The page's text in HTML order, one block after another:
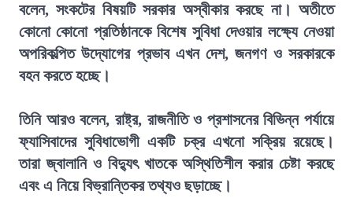
বলেন, সংকটের বিষয়টি সরকার অস্বীকার করছে না। অতীতে
কোনো কোনো প্রতিষ্ঠানকে বিশেষ সুবিধা দেওয়ার লক্ষ্যে নেওয়া
অপরিকল্পিত উদ্যোগের প্রভাব এখন দেশ, জনগণ ও সরকারকে
বহন করতে হচ্ছে।
তিনি আরও বলেন, রাষ্ট্র, রাজনীতি ও প্রশাসনের বিভিন্ন পর্যায়ে
ফ্যাসিবাদের সুবিধাভোগী একটি চক্র এখনো সক্রিয় রয়েছে।
তারা জ্বালানি ও বিদ্যুৎ খাতকে অস্থিতিশীল করার চেষ্টা করছে
এবং এ নিয়ে বিভ্রান্তিকর তথ্যও ছড়াচ্ছে।